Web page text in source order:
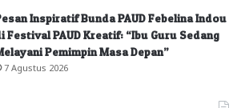
Inspiratif Bunda PAUD Febelina Indou
Festival PAUD Kreatif: “Ibu Guru Sedang
Pemimpin Masa Depan”
7 Agustus 2026